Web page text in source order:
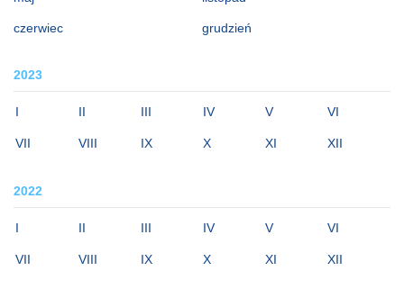
czerwiec grudzień
2023
I II III IV V VI
VII VIII IX X XI XII
2022
I II III IV V VI
VII VIII IX X XI XII